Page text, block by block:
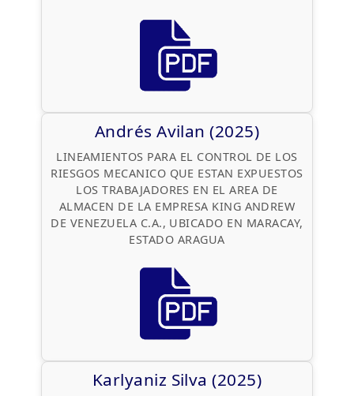
Andrés Avilan (2025)
LINEAMIENTOS PARA EL CONTROL DE LOS
RIESGOS MECANICO QUE ESTAN EXPUESTOS
LOS TRABAJADORES EN EL AREA DE
ALMACEN DE LA EMPRESA KING ANDREW
DE VENEZUELA C.A., UBICADO EN MARACAY,
ESTADO ARAGUA
Karlyaniz Silva (2025)